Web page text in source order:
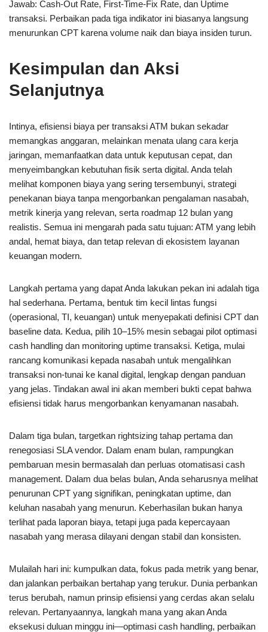
Jawab: Cash-Out Rate, First-Time-Fix Rate, dan Uptime
transaksi. Perbaikan pada tiga indikator ini biasanya langsung
menurunkan CPT karena volume naik dan biaya insiden turun.
Kesimpulan dan Aksi
Selanjutnya
Intinya, efisiensi biaya per transaksi ATM bukan sekadar
memangkas anggaran, melainkan menata ulang cara kerja
jaringan, memanfaatkan data untuk keputusan cepat, dan
menyeimbangkan kebutuhan fisik serta digital. Anda telah
melihat komponen biaya yang sering tersembunyi, strategi
penekanan biaya tanpa mengorbankan pengalaman nasabah,
metrik kinerja yang relevan, serta roadmap 12 bulan yang
realistis. Semua ini mengarah pada satu tujuan: ATM yang lebih
andal, hemat biaya, dan tetap relevan di ekosistem layanan
keuangan modern.
Langkah pertama yang dapat Anda lakukan pekan ini adalah tiga
hal sederhana. Pertama, bentuk tim kecil lintas fungsi
(operasional, TI, keuangan) untuk menyepakati definisi CPT dan
baseline data. Kedua, pilih 10–15% mesin sebagai pilot optimasi
cash handling dan monitoring uptime transaksi. Ketiga, mulai
rancang komunikasi kepada nasabah untuk mengalihkan
transaksi non-tunai ke kanal digital, lengkap dengan panduan
yang jelas. Tindakan awal ini akan memberi bukti cepat bahwa
efisiensi tidak harus mengorbankan kenyamanan nasabah.
Dalam tiga bulan, targetkan rightsizing tahap pertama dan
renegosiasi SLA vendor. Dalam enam bulan, rampungkan
pembaruan mesin bermasalah dan perluas otomatisasi cash
management. Dalam dua belas bulan, Anda seharusnya melihat
penurunan CPT yang signifikan, peningkatan uptime, dan
keluhan nasabah yang menurun. Keberhasilan bukan hanya
terlihat pada laporan biaya, tetapi juga pada kepercayaan
nasabah yang merasa dilayani dengan stabil dan konsisten.
Mulailah hari ini: kumpulkan data, fokus pada metrik yang benar,
dan jalankan perbaikan bertahap yang terukur. Dunia perbankan
terus berubah, namun prinsip efisiensi yang cerdas akan selalu
relevan. Pertanyaannya, langkah mana yang akan Anda
eksekusi duluan minggu ini—optimasi cash handling, perbaikan